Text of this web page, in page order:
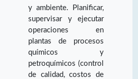
y ambiente. Planificar,
supervisar y ejecutar
operaciones en
plantas de procesos
químicos y
petroquímicos (control
de calidad, costos de